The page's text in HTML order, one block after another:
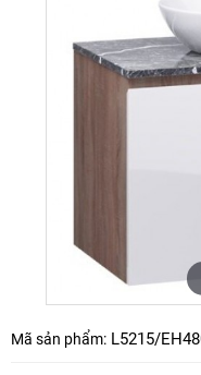
Mã sản phẩm: L5215/